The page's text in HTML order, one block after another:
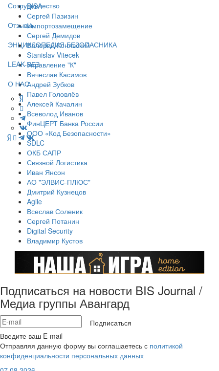
Сотрудничество
Отзывы
ЭНЦИКЛОПЕДИЯ БЕЗОПАСНИКА
LEAK-БЕЗ
О НАС
BISA
Сергей Пазизин
Импортозамещение
Сергей Демидов
Валерий Конявский
Stanislav Vitecek
Управление "К"
Вячеслав Касимов
Андрей Зубков
Павел Головлёв
Алексей Качалин
Всеволод Иванов
ФинЦЕРТ Банка России
ООО «Код Безопасности»
SDLC
ОКБ САПР
Связной Логистика
Иван Янсон
АО "ЭЛВИС-ПЛЮС"
Дмитрий Кузнецов
Agile
Всеслав Соленик
Сергей Потанин
Digital Security
Владимир Кустов
Подписаться на новости BIS Journal /
Медиа группы Авангард
Подписаться
Введите ваш E-mail
Отправляя данную форму вы соглашаетесь с политикой
конфиденциальности персональных данных